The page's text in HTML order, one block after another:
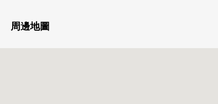
024小時都可以外出丟垃圾
周邊地圖